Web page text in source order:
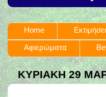
Home
Αφιερώματα
ΚΥΡΙΑΚΉ 29